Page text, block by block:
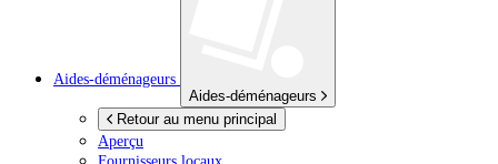
Aides-déménageurs
Aides-déménageurs
Retour au menu principal
Aperçu
Fournisseurs locaux